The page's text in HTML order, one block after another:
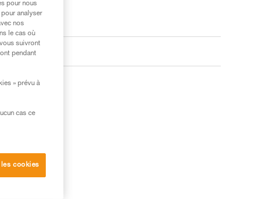
pour nous
analyser
nos
le cas où
suivront
pendant
» prévu à
cas ce
cookies